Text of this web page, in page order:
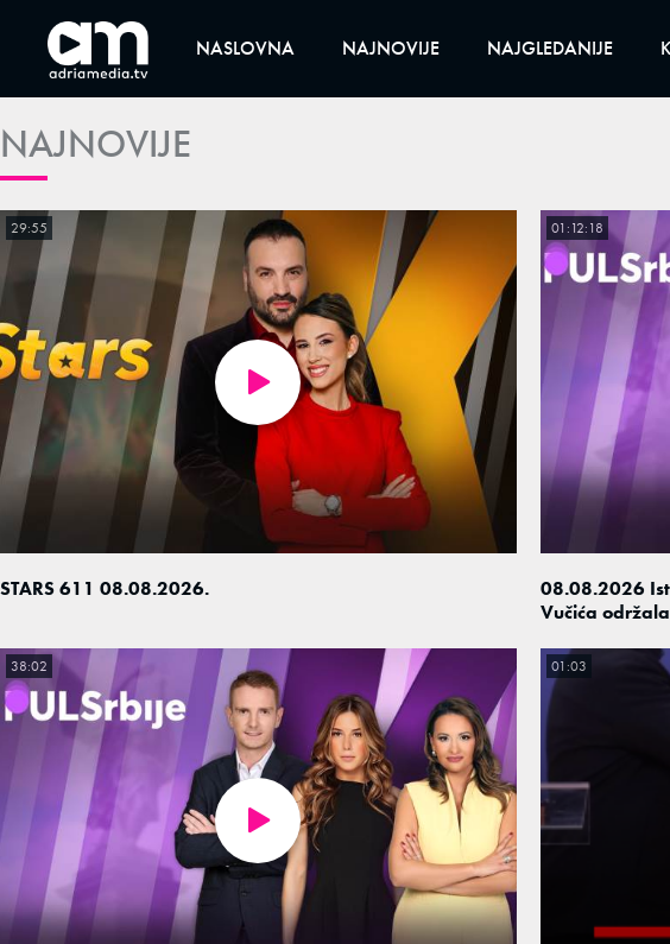
NASLOVNA NAJNOVIJE NAJGLEDANIJE
NAJNOVIJE
STARS 611 08.08.2026.
29:55
08.08.2026
Vučića
01:12:18
38:02 01:03